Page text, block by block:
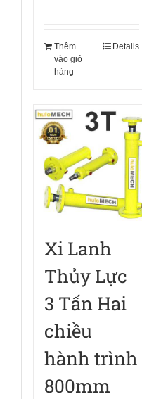
Thêm
vào giỏ
hàng
Details
Xi Lanh
Thủy Lực
3 Tấn Hai
chiều
hành trình
800mm